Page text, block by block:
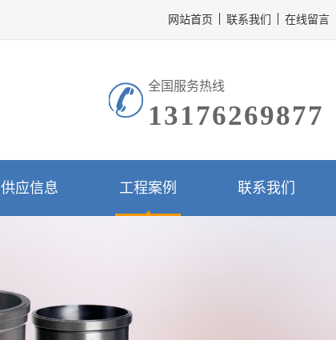
网站首页 联系我们 在线留言
全国服务热线
13176269877
供应信息 工程案例 联系我们